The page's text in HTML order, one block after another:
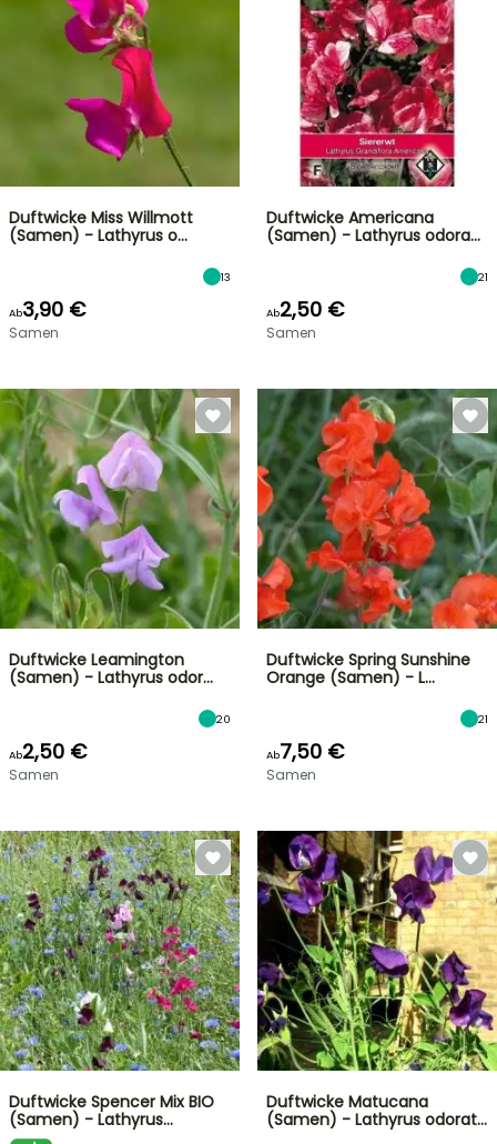
Duftwicke Miss Willmott
(Samen) - Lathyrus o…
13
Ab3,90 €
Samen
Duftwicke Americana
(Samen) - Lathyrus odora…
21
Ab2,50 €
Samen
Duftwicke Leamington
(Samen) - Lathyrus odor…
20
Ab2,50 €
Samen
Duftwicke Spring Sunshine
Orange (Samen) - L…
21
Ab7,50 €
Samen
Duftwicke Spencer Mix BIO
(Samen) - Lathyrus…
Duftwicke Matucana
(Samen) - Lathyrus odorat…